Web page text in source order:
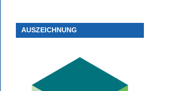
AUSZEICHNUNG